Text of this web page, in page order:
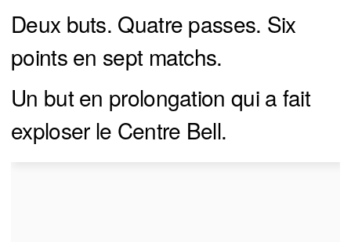
Deux buts. Quatre passes. Six
points en sept matchs.
Un but en prolongation qui a fait
exploser le Centre Bell.